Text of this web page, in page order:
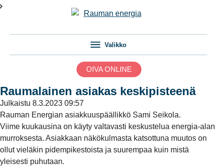
Valikko
OIVA ONLINE
Raumalainen asiakas keskipisteenä
Julkaistu 8.3.2023 09:57
Rauman Energian asiakkuuspäällikkö Sami Seikola.
Viime kuukausina on käyty valtavasti keskustelua energia-alan
murroksesta. Asiakkaan näkökulmasta katsottuna muutos on
ollut vieläkin pidempikestoista ja suurempaa kuin mistä
yleisesti puhutaan.